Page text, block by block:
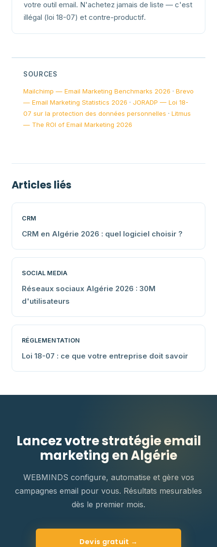
votre outil email. N'achetez jamais de liste — c'est
illégal (loi 18-07) et contre-productif.
SOURCES
Mailchimp — Email Marketing Benchmarks 2026 · Brevo
— Email Marketing Statistics 2026 · JORADP — Loi 18-
07 sur la protection des données personnelles · Litmus
— The ROI of Email Marketing 2026
Articles liés
CRM
CRM en Algérie 2026 : quel logiciel choisir ?
SOCIAL MEDIA
Réseaux sociaux Algérie 2026 : 30M
d'utilisateurs
RÉGLEMENTATION
Loi 18-07 : ce que votre entreprise doit savoir
Lancez votre stratégie email
marketing en Algérie
WEBMINDS configure, automatise et gère vos
campagnes email pour vous. Résultats mesurables
dès le premier mois.
Devis gratuit →